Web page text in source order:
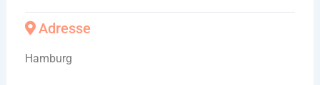
Adresse
Hamburg